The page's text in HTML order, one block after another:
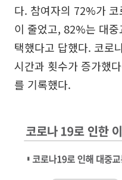
다. 참여자의 72%가
이 줄었고, 82%는 대
택했다고 답했다. 코로
시간과 횟수가 증가했
를 기록했다.